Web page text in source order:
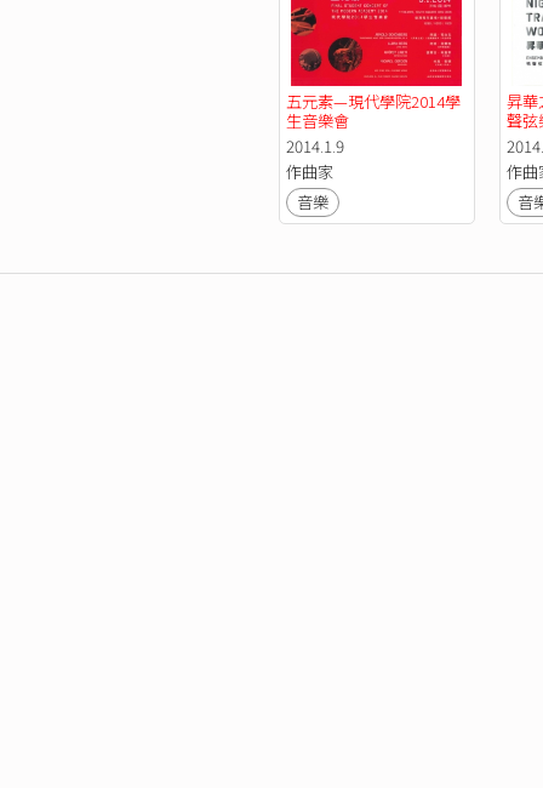
五元素—現代學院2014學
生音樂會
2014.1.9
作曲家
音樂
昇
聲弦
作曲
音